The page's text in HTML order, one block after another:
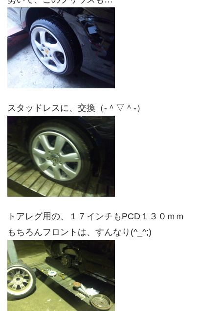
スタッドレスに、交換（‐＾▽＾‐）
トアレグ用の、１７インチもPCD１３０ｍｍ
もちろんフロントは、すんなり(^_^;)